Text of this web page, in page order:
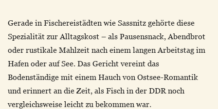
Gerade in Fischereistädten wie Sassnitz gehörte diese
Spezialität zur Alltagskost – als Pausensnack, Abendbrot
oder rustikale Mahlzeit nach einem langen Arbeitstag im
Hafen oder auf See. Das Gericht vereint das
Bodenständige mit einem Hauch von Ostsee-Romantik
und erinnert an die Zeit, als Fisch in der DDR noch
vergleichsweise leicht zu bekommen war.